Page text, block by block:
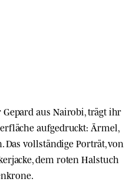
Gepard aus Nairobi, trägt ihr
aufgedruckt: Ärmel,
Das vollständige Porträt, von
dem roten Halstuch